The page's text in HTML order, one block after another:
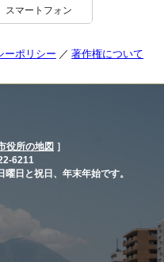
スマートフォン
ーポリシー 著作権について
役所の地図 ］
6211
日と祝日、年末年始です。